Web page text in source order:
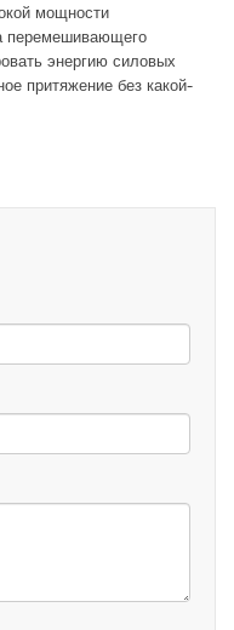
мощности
перемешивающего
энергию силовых
притяжение без какой-